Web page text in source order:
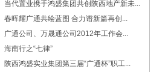
当代置业携手鸿盛集团共创陕西地产新未...
春晖耀广通共绘蓝图 合力谱新篇再创...
广通公司、万晟通公司2012年工作会...
海南行之“七律”
陕西鸿盛实业集团第三届“广通杯”职工...